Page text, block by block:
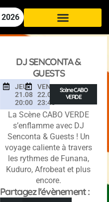
2026
DJ SENCONTA &
GUESTS
JEU
21.08
20:00
VEN
22.08
23:45
Scène CABO
VERDE
La Scène CABO VERDE
s’enflamme avec DJ
Senconta & Guests ! Un
voyage caliente à travers
les rythmes de Funana,
Kuduro, Afrobeat et plus
encore.
Partagez l'évènement :